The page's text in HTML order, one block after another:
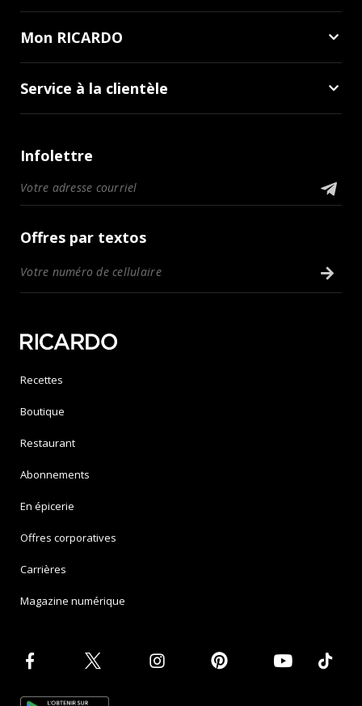
Mon RICARDO
Service à la clientèle
Infolettre
Offres par textos
Recettes
Boutique
Restaurant
Abonnements
En épicerie
Offres corporatives
Carrières
Magazine numérique